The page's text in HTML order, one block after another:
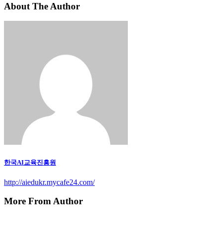
About The Author
한국AI교육진흥원
http://aiedukr.mycafe24.com/
More From Author